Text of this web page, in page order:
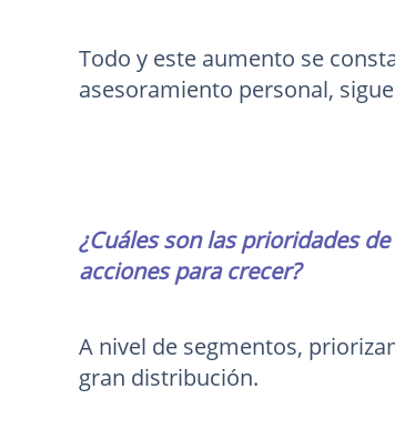
Todo y este aumento se
asesoramiento personal,
¿Cuáles son las prioridades
acciones para crecer?
A nivel de segmentos,
gran distribución.